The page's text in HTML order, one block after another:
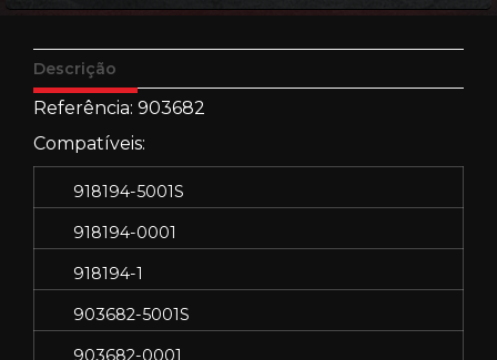
Descrição
Referência: 903682
Compatíveis:
918194-5001S
918194-0001
918194-1
903682-5001S
903682-0001